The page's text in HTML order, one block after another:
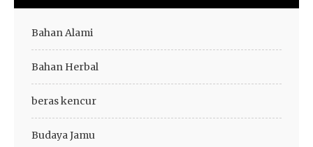
Bahan Alami
Bahan Herbal
beras kencur
Budaya Jamu